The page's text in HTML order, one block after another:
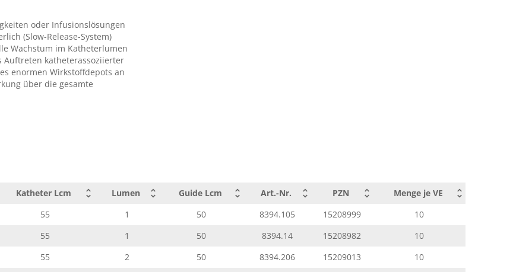
oder Infusionslösungen
(Slow-Release-System)
Wachstum im Katheterlumen
Auftreten katheterassoziierter
enormen Wirkstoffdepots an
über die gesamte
Katheter Lcm Lumen Guide Lcm Art.-Nr. PZN
Menge je VE
55 1 50 8394.105 15208999
10
55 1 50 8394.14 15208982
10
55 2 50 8394.206 15209013
10